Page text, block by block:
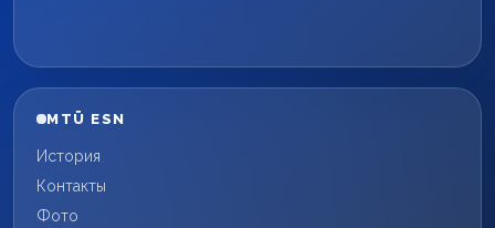
MTÜ ESN
История
Контакты
Фото